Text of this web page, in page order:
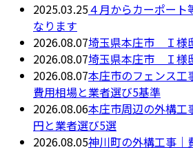
2025.03.25４月からカーポー
なります
2026.08.07埼玉県本庄市 Ｉ様
2026.08.07埼玉県本庄市 Ｉ様
2026.08.07本庄市のフェンス工
費用相場と業者選び5基準
2026.08.06本庄市周辺の外構工
円と業者選び5選
2026.08.05神川町の外構工事｜